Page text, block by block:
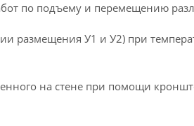
по подъему и перемещению
размещения У1 и У2) при
на стене при помощи